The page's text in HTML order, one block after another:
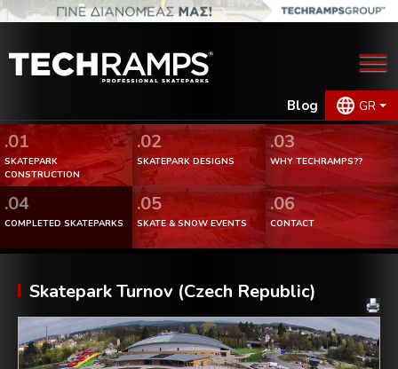
Blog GR
.01
SKATEPARK
CONSTRUCTION
.02
SKATEPARK DESIGNS
.03
WHY TECHRAMPS??
.04
COMPLETED SKATEPARKS
.05
SKATE & SNOW EVENTS
.06
CONTACT
Skatepark Turnov (Czech Republic)